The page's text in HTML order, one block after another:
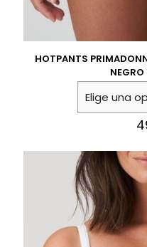
HOTPANTS